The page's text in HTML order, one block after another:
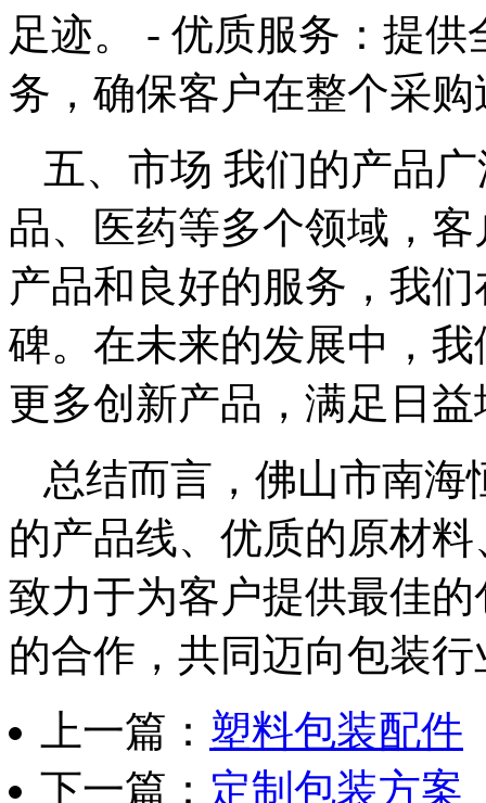
足迹。 - 优质服务：提
务，确保客户在整个采
五、市场 我们的产品
品、医药等多个领域，
产品和良好的服务，我
碑。在未来的发展中，
更多创新产品，满足日
总结而言，佛山市南海
的产品线、优质的原材
致力于为客户提供最佳
的合作，共同迈向包装
上一篇： 塑料包装配件
下一篇： 定制包装方案